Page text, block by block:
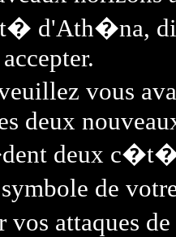
d'Ath�na,
veuillez vous
deux
deux
symbole de
vos attaques